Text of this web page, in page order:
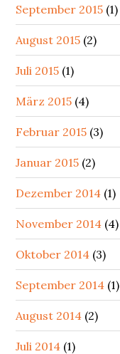
September 2015 (1)
August 2015 (2)
Juli 2015 (1)
März 2015 (4)
Februar 2015 (3)
Januar 2015 (2)
Dezember 2014 (1)
November 2014 (4)
Oktober 2014 (3)
September 2014 (1)
August 2014 (2)
Juli 2014 (1)